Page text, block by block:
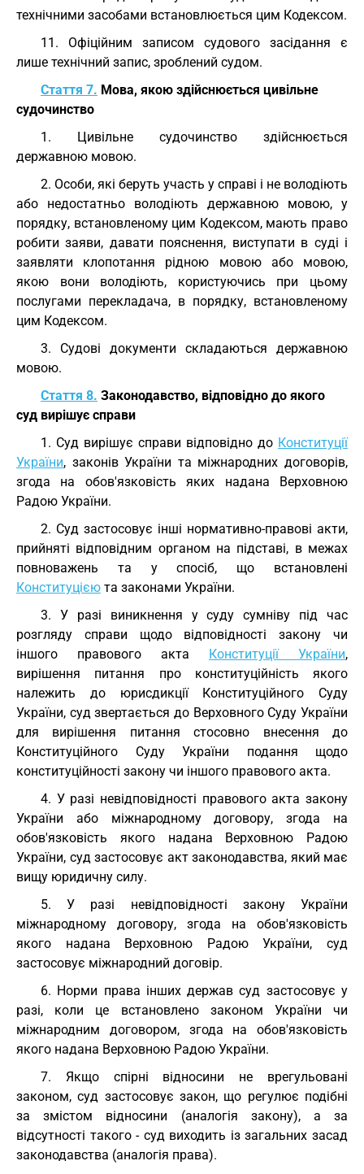
технічними засобами встановлюється цим Кодексом.
11. Офіційним записом судового засідання є
лише технічний запис, зроблений судом.
Стаття 7. Мова, якою здійснюється цивільне
судочинство
1. Цивільне судочинство здійснюється
державною мовою.
2. Особи, які беруть участь у справі і не володіють
або недостатньо володіють державною мовою, у
порядку, встановленому цим Кодексом, мають право
робити заяви, давати пояснення, виступати в суді і
заявляти клопотання рідною мовою або мовою,
якою вони володіють, користуючись при цьому
послугами перекладача, в порядку, встановленому
цим Кодексом.
3. Судові документи складаються державною
мовою.
Стаття 8. Законодавство, відповідно до якого
суд вирішує справи
1. Суд вирішує справи відповідно до Конституції
України, законів України та міжнародних договорів,
згода на обов'язковість яких надана Верховною
Радою України.
2. Суд застосовує інші нормативно-правові акти,
прийняті відповідним органом на підставі, в межах
повноважень та у спосіб, що встановлені
Конституцією та законами України.
3. У разі виникнення у суду сумніву під час
розгляду справи щодо відповідності закону чи
іншого правового акта Конституції України,
вирішення питання про конституційність якого
належить до юрисдикції Конституційного Суду
України, суд звертається до Верховного Суду України
для вирішення питання стосовно внесення до
Конституційного Суду України подання щодо
конституційності закону чи іншого правового акта.
4. У разі невідповідності правового акта закону
України або міжнародному договору, згода на
обов'язковість якого надана Верховною Радою
України, суд застосовує акт законодавства, який має
вищу юридичну силу.
5. У разі невідповідності закону України
міжнародному договору, згода на обов'язковість
якого надана Верховною Радою України, суд
застосовує міжнародний договір.
6. Норми права інших держав суд застосовує у
разі, коли це встановлено законом України чи
міжнародним договором, згода на обов'язковість
якого надана Верховною Радою України.
7. Якщо спірні відносини не врегульовані
законом, суд застосовує закон, що регулює подібні
за змістом відносини (аналогія закону), а за
відсутності такого - суд виходить із загальних засад
законодавства (аналогія права).